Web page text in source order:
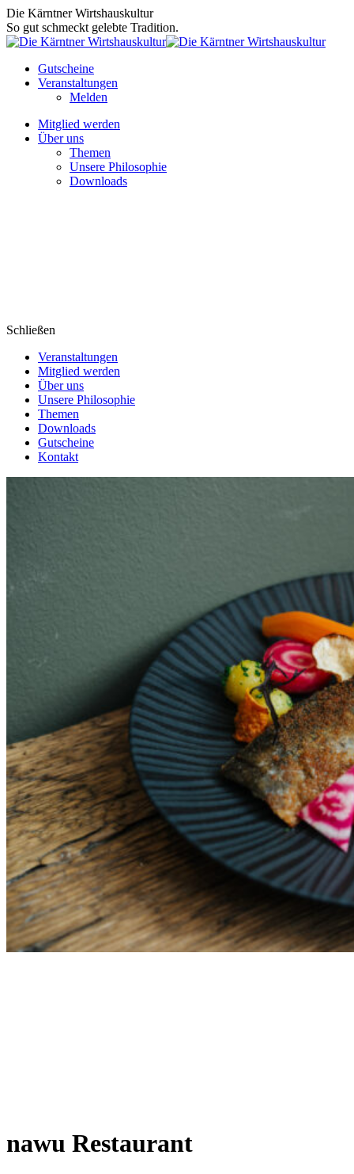
Zum
Inhalt
springen
Die Kärntner Wirtshauskultur
So gut schmeckt gelebte Tradition.
Gutscheine
Veranstaltungen
Melden
Mitglied werden
Über uns
Themen
Unsere Philosophie
Downloads
Schließen
Veranstaltungen
Mitglied werden
Über uns
Unsere Philosophie
Themen
Downloads
Gutscheine
Kontakt
nawu Restaurant